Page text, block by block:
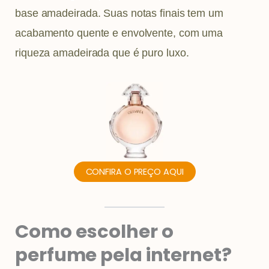
base amadeirada. Suas notas finais tem um
acabamento quente e envolvente, com uma
riqueza amadeirada que é puro luxo.
CONFIRA O PREÇO AQUI
Como escolher o
perfume pela internet?